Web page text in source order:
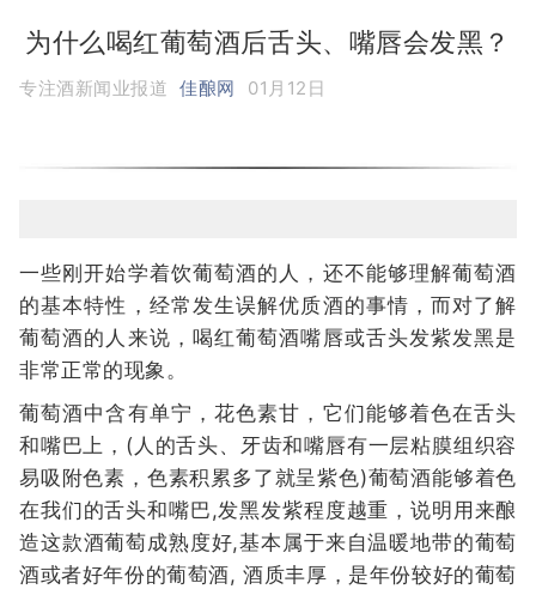
为什么喝红葡萄酒后舌头、嘴唇会发黑？
专注酒新闻业报道 佳酿网 01月12日
一些刚开始学着饮葡萄酒的人，还不能够理解葡萄酒
的基本特性，经常发生误解优质酒的事情，而对了解
葡萄酒的人来说，喝红葡萄酒嘴唇或舌头发紫发黑是
非常正常的现象。
葡萄酒中含有单宁，花色素甘，它们能够着色在舌头
和嘴巴上，(人的舌头、牙齿和嘴唇有一层粘膜组织容
易吸附色素，色素积累多了就呈紫色)葡萄酒能够着色
在我们的舌头和嘴巴,发黑发紫程度越重，说明用来酿
造这款酒葡萄成熟度好,基本属于来自温暖地带的葡萄
酒或者好年份的葡萄酒, 酒质丰厚，是年份较好的葡萄